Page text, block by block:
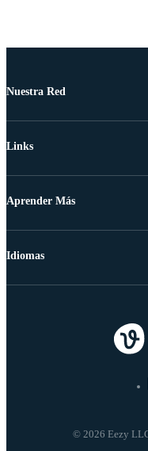
Nuestra Red
Links
Aprender Más
© 2026 Eezy
Idiomas